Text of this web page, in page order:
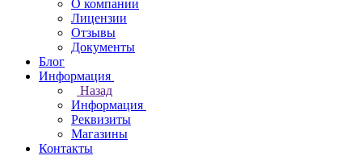
О компании
Лицензии
Отзывы
Документы
Блог
Информация
Назад
Информация
Реквизиты
Магазины
Контакты